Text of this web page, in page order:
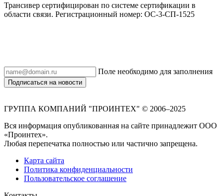
Трансивер сертифицирован по системе сертификации в
области связи. Регистрационный номер: ОС-3-СП-1525
Поле необходимо для заполнения
Подписаться на новости
ГРУППА КОМПАНИЙ "ПРОИНТЕХ" © 2006–2025
Вся информация опубликованная на сайте принадлежит ООО
«Проинтех».
Любая перепечатка полностью или частично запрещена.
Карта сайта
Политика конфиденциальности
Пользовательское соглашение